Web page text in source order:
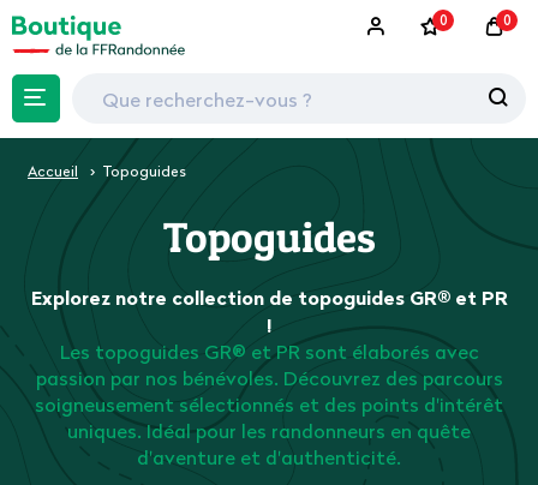
0 0
Accueil Topoguides
Topoguides
Explorez notre collection de topoguides GR® et PR
!
Les topoguides GR® et PR sont élaborés avec
passion par nos bénévoles. Découvrez des parcours
soigneusement sélectionnés et des points d'intérêt
uniques. Idéal pour les randonneurs en quête
d'aventure et d'authenticité.